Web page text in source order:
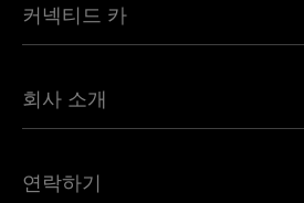
유럽용 eSIM
캐나다용 eSIM
아프리카용 eSIM
커넥티드 카
Land Rover용 Ubigi
Jeep용 Ubigi
회사 소개
언론에 소개된 Ubigi
연락하기